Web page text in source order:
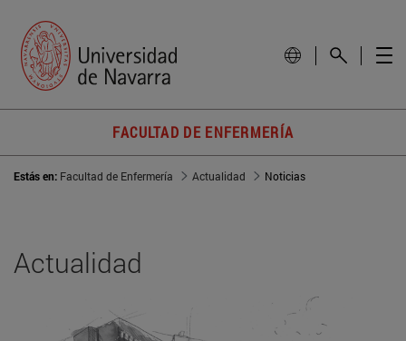
FACULTAD DE ENFERMERÍA
Estás en: Facultad de Enfermería Actualidad Noticias
Actualidad